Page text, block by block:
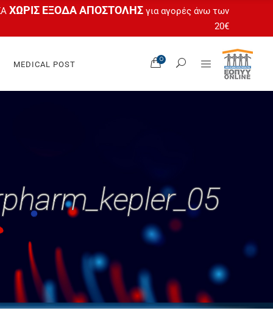
ΧΩΡΙΣ ΕΞΟΔΑ ΑΠΟΣΤΟΛΗΣ για αγορές άνω των
20€
Καλάθι
Ταμείο
Άτοκες Δόσεις
MEDICAL POST
0
Όλα Τα Προϊόντα